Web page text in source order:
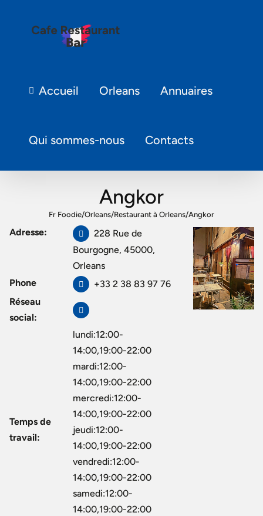
Accueil Orleans Annuaires
Qui sommes-nous Contacts
Angkor
Fr Foodie/Orleans/Restaurant à Orleans/Angkor
Adresse:
228 Rue de
Bourgogne, 45000,
Orleans
Phone
+33 2 38 83 97 76
Réseau
social:
Temps de
travail:
lundi:12:00-
14:00,19:00-22:00
mardi:12:00-
14:00,19:00-22:00
mercredi:12:00-
14:00,19:00-22:00
jeudi:12:00-
14:00,19:00-22:00
vendredi:12:00-
14:00,19:00-22:00
samedi:12:00-
14:00,19:00-22:00